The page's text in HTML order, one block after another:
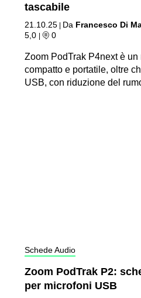
tascabile
21.10.25 Da Francesco Di
5,0
| 0
Zoom PodTrak P4next è
compatto e portatile, oltre
USB, con riduzione del
Schede Audio
Zoom PodTrak P2:
per microfoni USB